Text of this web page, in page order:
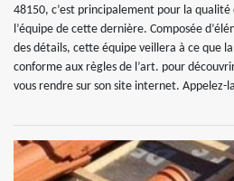
48150, c’est principalement pour la qualité
l’équipe de cette dernière. Composée
des détails, cette équipe veillera à ce que
conforme aux règles de l’art. pour
vous rendre sur son site internet. Appelez-